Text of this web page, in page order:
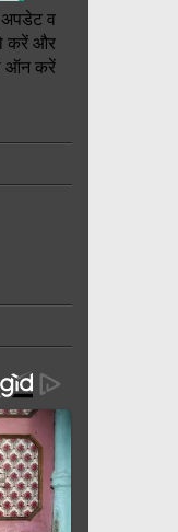
अपडेट व
करें और
ऑन करें